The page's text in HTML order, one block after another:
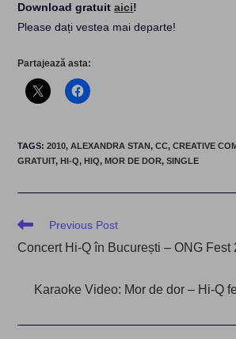
Download gratuitaici!
Please dați vestea mai departe!
Partajează asta:
TAGS:2010, ALEXANDRA STAN, CC, CREATIVE
GRATUIT, HI-Q, HIQ, MOR DE DOR, SINGLE
Read
articles
Previous Post
Concert Hi-Q în București – ONG Fest
Karaoke Video: Mor de dor – Hi-Q